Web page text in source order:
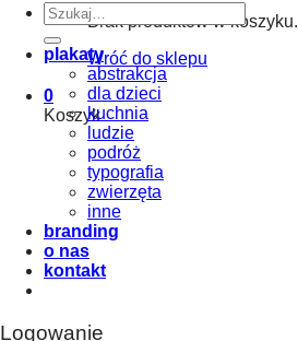
Brak produktów w koszyku.
Wróć do sklepu
0
Koszyk
Szukaj:
plakaty
abstrakcja
dla dzieci
kuchnia
ludzie
podróż
typografia
zwierzęta
inne
branding
o nas
kontakt
Logowanie